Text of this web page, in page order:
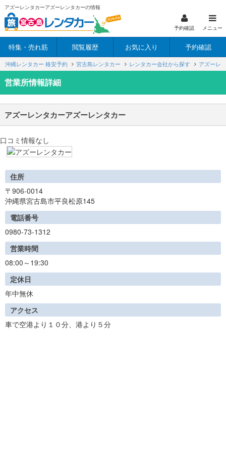
アズーレンタカーアズーレンタカーの情報
予約確認 メニュー
特集・売れ筋 閲覧履歴 お気に入り 予約確認
沖縄レンタカー 格安予約 宮古島レンタカー レンタカー会社から探す アズーレ
営業所情報詳細
アズーレンタカーアズーレンタカー
口コミ情報なし
住所
〒906-0014
沖縄県宮古島市平良松原145
電話番号
0980-73-1312
営業時間
08:00～19:30
定休日
年中無休
アクセス
車で空港より１０分、港より５分